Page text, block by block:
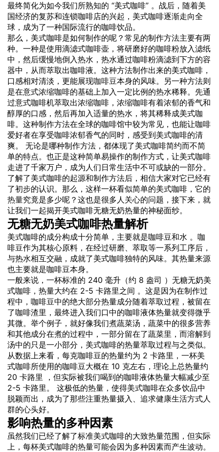
最终简化为如今我们所熟知的 “美式咖啡” 。战后，随着美
国经济的复苏和连锁咖啡店的兴起，美式咖啡逐渐走向全
球，成为了一种国际流行的咖啡饮品。
那么，美式咖啡是如何制作的呢？常见的制作方法主要有两
种。一种是使用滴滤式咖啡壶，将研磨好的咖啡粉放入滤纸
中，然后缓慢地倒入热水，热水通过咖啡粉滴滤到下方的容
器中，从而萃取出咖啡液。这种方法制作出来的美式咖啡，
口感相对清淡，更能展现咖啡豆本身的风味。另一种方法则
是在意式浓缩咖啡的基础上加入一定比例的热水稀释。先通
过意式咖啡机萃取出浓缩咖啡，浓缩咖啡有着浓郁的香气和
醇厚的口感，然后再加入适量的热水，将其稀释成美式咖
啡。这种制作方法在全球的咖啡馆中较为常见，也能让咖啡
爱好者在享受咖啡浓郁香气的同时，感受到美式咖啡的清
爽。 无论是哪种制作方法，都体现了美式咖啡简约而不简
单的特点。也正是这种简单易操作的制作方式，让美式咖啡
走进了千家万户，成为人们日常生活中不可或缺的一部分。
了解了美式咖啡的起源和制作方法后，相信大家对它已经有
了初步的认识。那么，这样一杯看似简单的美式咖啡，它的
热量究竟是多少呢？这也是很多人关心的问题，接下来，就
让我们一起揭开美式咖啡无糖无奶热量的神秘面纱。
无糖无奶美式咖啡热量解析
美式咖啡的成分构成十分简单，主要就是咖啡豆和水 。咖
啡豆作为其核心原料，在经过研磨、萃取等一系列工序后，
与热水相互交融，成就了美式咖啡独特的风味。其热量来源
也主要就是咖啡豆本身。
一般来说，一杯标准的 240 毫升（约 8 盎司 ）无糖无奶美
式咖啡，热量大约在 2-5 卡路里之间 。这是因为在制作过
程中，咖啡豆中的绝大部分热量成分随着萃取过程，被留在
了咖啡渣里，最终进入我们口中的咖啡液体热量就变得微乎
其微。举个例子，就好像我们煮蔬菜汤，蔬菜中的很多营养
和其他成分在煮的过程中，一部分留在了蔬菜里，而溶解到
汤中的只是一小部分，美式咖啡的热量萃取过程与之类似。
从数据上来看，每克咖啡豆的热量约为 2 卡路里，一杯美
式咖啡所使用的咖啡豆大概在 10 克左右，理论上总热量约
20 卡路里 ，但实际被我们喝到的咖啡液体热量大幅减少至
2-5 卡路里。 这极低的热量，使得美式咖啡在众多饮品中
脱颖而出，成为了那些注重热量摄入、追求健康生活方式人
群的心头好。
影响热量的多种因素
虽然我们已经了解了标准美式咖啡的大致热量范围，但实际
上，每杯美式咖啡的热量可能会因为多种因素而产生波动。